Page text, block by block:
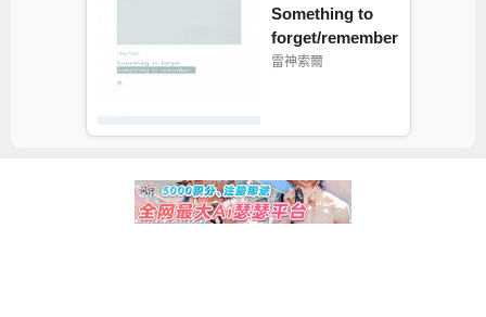
Something to
forget/remember
雷神索爾